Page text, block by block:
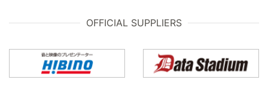
OFFICIAL SUPPLIERS